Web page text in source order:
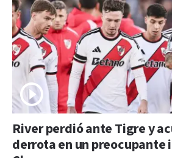
River perdió ante Tigre y
derrota en un preocupante